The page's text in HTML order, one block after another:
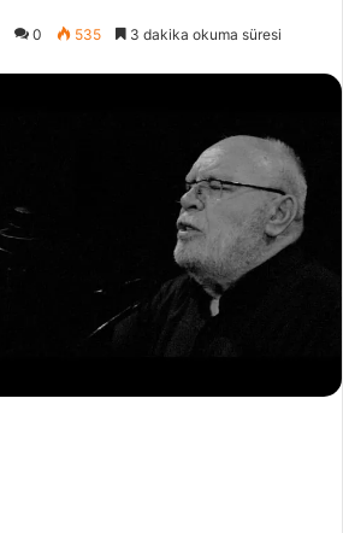
0 535 3 dakika okuma süresi